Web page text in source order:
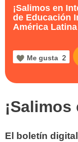
¡Salimos en
de Educación
América
Me gusta 2
El boletín